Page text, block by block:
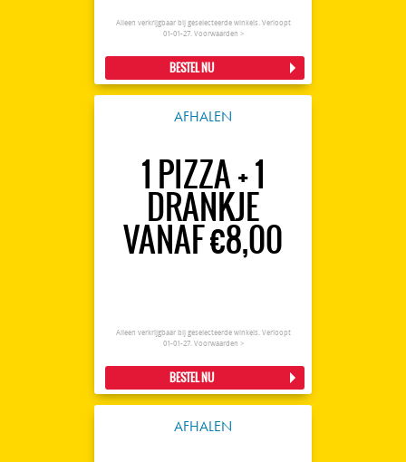
Alleen verkrijgbaar bij geselecteerde winkels. Verloopt
01-01-27. Voorwaarden >
BESTEL NU
AFHALEN
1 PIZZA + 1
DRANKJE
VANAF €8,00
Alleen verkrijgbaar bij geselecteerde winkels. Verloopt
01-01-27. Voorwaarden >
BESTEL NU
AFHALEN